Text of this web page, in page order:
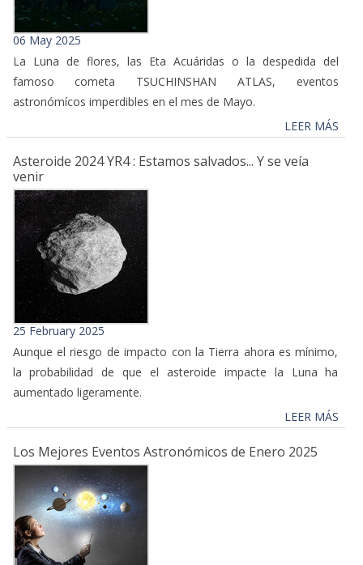
06 May 2025
La Luna de flores, las Eta Acuáridas o la despedida del
famoso cometa TSUCHINSHAN ATLAS, eventos
astronómícos imperdibles en el mes de Mayo.
LEER MÁS
Asteroide 2024 YR4 : Estamos salvados... Y se veía
venir
25 February 2025
Aunque el riesgo de impacto con la Tierra ahora es mínimo,
la probabilidad de que el asteroide impacte la Luna ha
aumentado ligeramente.
LEER MÁS
Los Mejores Eventos Astronómicos de Enero 2025